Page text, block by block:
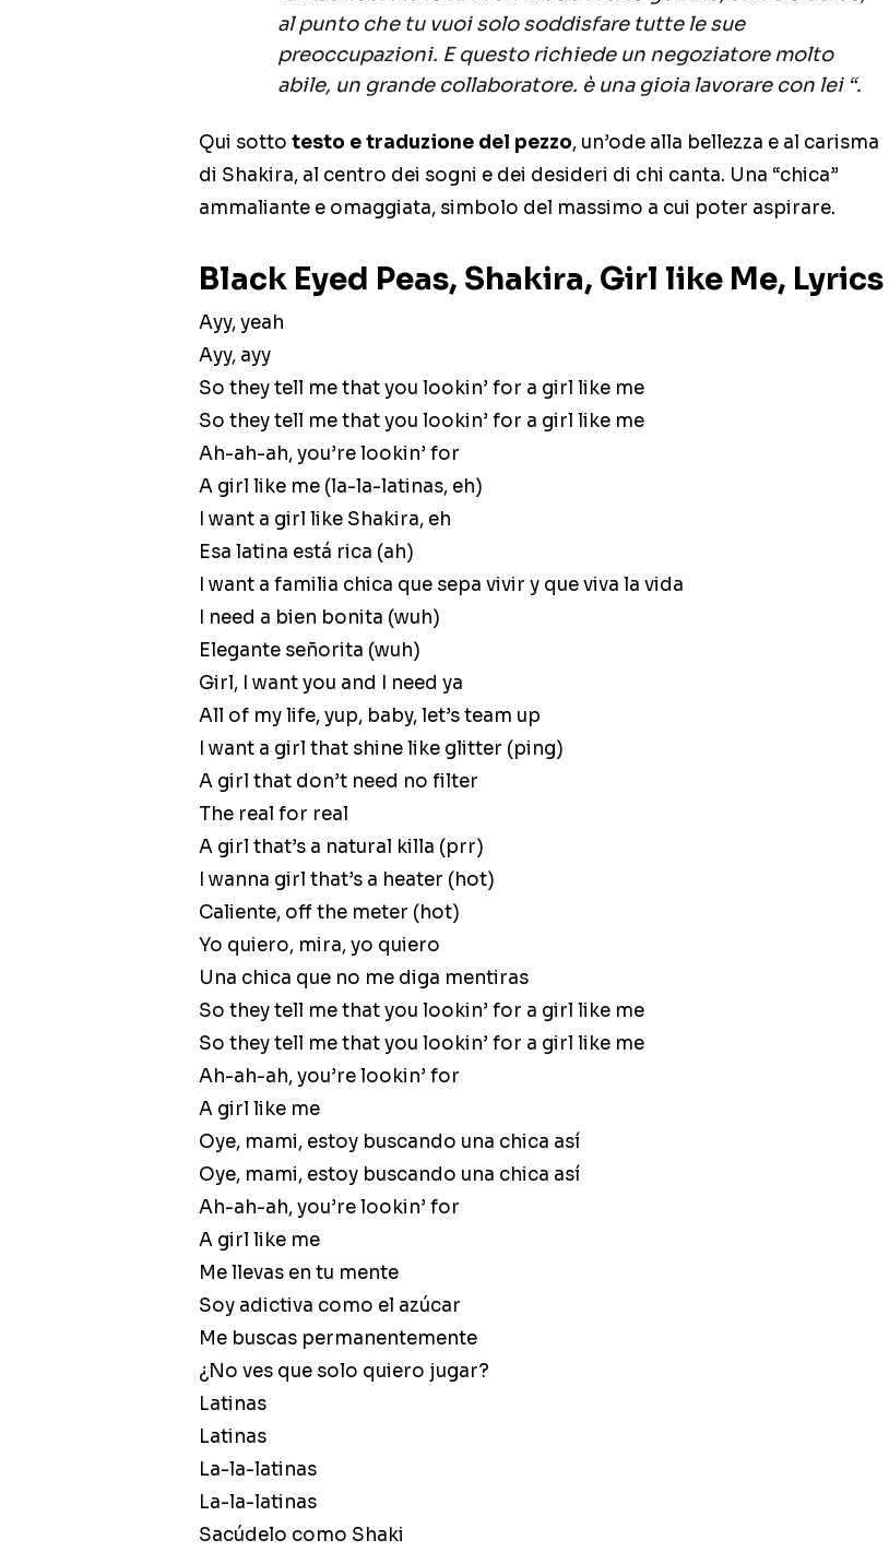
al punto che tu vuoi solo soddisfare tutte le sue
preoccupazioni. E questo richiede un negoziatore molto
abile, un grande collaboratore. è una gioia lavorare con lei “.
Qui sotto testo e traduzione del pezzo, un’ode alla bellezza e al carisma
di Shakira, al centro dei sogni e dei desideri di chi canta. Una “chica”
ammaliante e omaggiata, simbolo del massimo a cui poter aspirare.
Black Eyed Peas, Shakira, Girl like Me, Lyrics
Ayy, yeah
Ayy, ayy
So they tell me that you lookin’ for a girl like me
So they tell me that you lookin’ for a girl like me
Ah-ah-ah, you’re lookin’ for
A girl like me (la-la-latinas, eh)
I want a girl like Shakira, eh
Esa latina está rica (ah)
I want a familia chica que sepa vivir y que viva la vida
I need a bien bonita (wuh)
Elegante señorita (wuh)
Girl, I want you and I need ya
All of my life, yup, baby, let’s team up
I want a girl that shine like glitter (ping)
A girl that don’t need no filter
The real for real
A girl that’s a natural killa (prr)
I wanna girl that’s a heater (hot)
Caliente, off the meter (hot)
Yo quiero, mira, yo quiero
Una chica que no me diga mentiras
So they tell me that you lookin’ for a girl like me
So they tell me that you lookin’ for a girl like me
Ah-ah-ah, you’re lookin’ for
A girl like me
Oye, mami, estoy buscando una chica así
Oye, mami, estoy buscando una chica así
Ah-ah-ah, you’re lookin’ for
A girl like me
Me llevas en tu mente
Soy adictiva como el azúcar
Me buscas permanentemente
¿No ves que solo quiero jugar?
Latinas
Latinas
La-la-latinas
La-la-latinas
Sacúdelo como Shaki